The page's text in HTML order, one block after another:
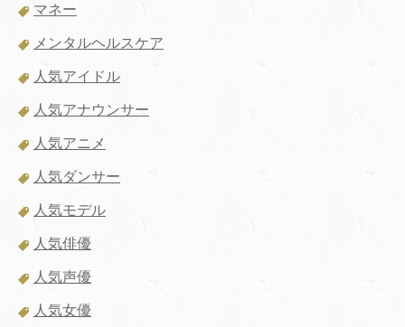
マネー
メンタルヘルスケア
人気アイドル
人気アナウンサー
人気アニメ
人気ダンサー
人気モデル
人気俳優
人気声優
人気女優